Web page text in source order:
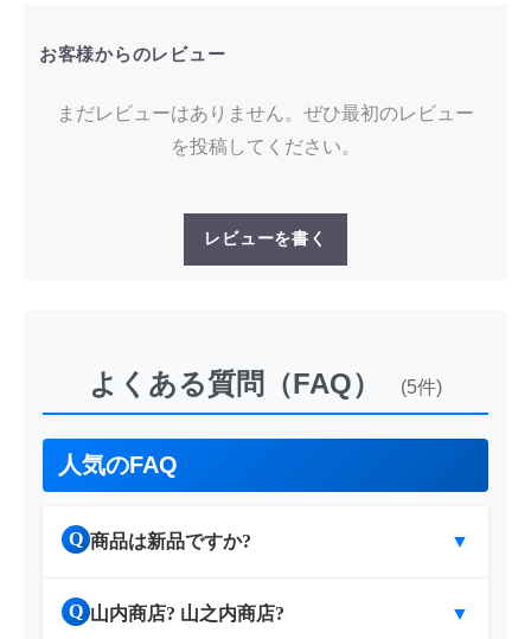
お客様からのレビュー
まだレビューはありません。ぜひ最初のレビュー
を投稿してください。
レビューを書く
よくある質問（FAQ） (5件)
人気のFAQ
Q 商品は新品ですか? ▼
Q 山内商店? 山之内商店? ▼